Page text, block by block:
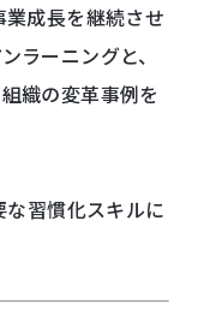
成長を継続させ
ラーニングと、
織の変革事例を
習慣化スキルに